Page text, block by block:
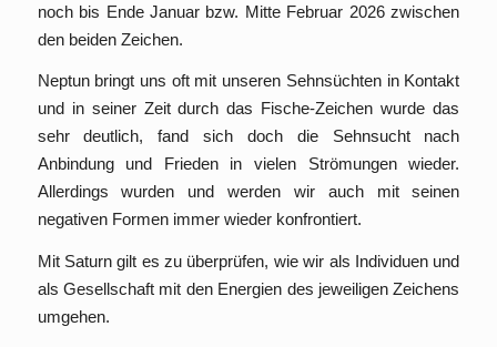
noch bis Ende Januar bzw. Mitte Februar 2026 zwischen
den beiden Zeichen.
Neptun bringt uns oft mit unseren Sehnsüchten in Kontakt
und in seiner Zeit durch das Fische-Zeichen wurde das
sehr deutlich, fand sich doch die Sehnsucht nach
Anbindung und Frieden in vielen Strömungen wieder.
Allerdings wurden und werden wir auch mit seinen
negativen Formen immer wieder konfrontiert.
Mit Saturn gilt es zu überprüfen, wie wir als Individuen und
als Gesellschaft mit den Energien des jeweiligen Zeichens
umgehen.